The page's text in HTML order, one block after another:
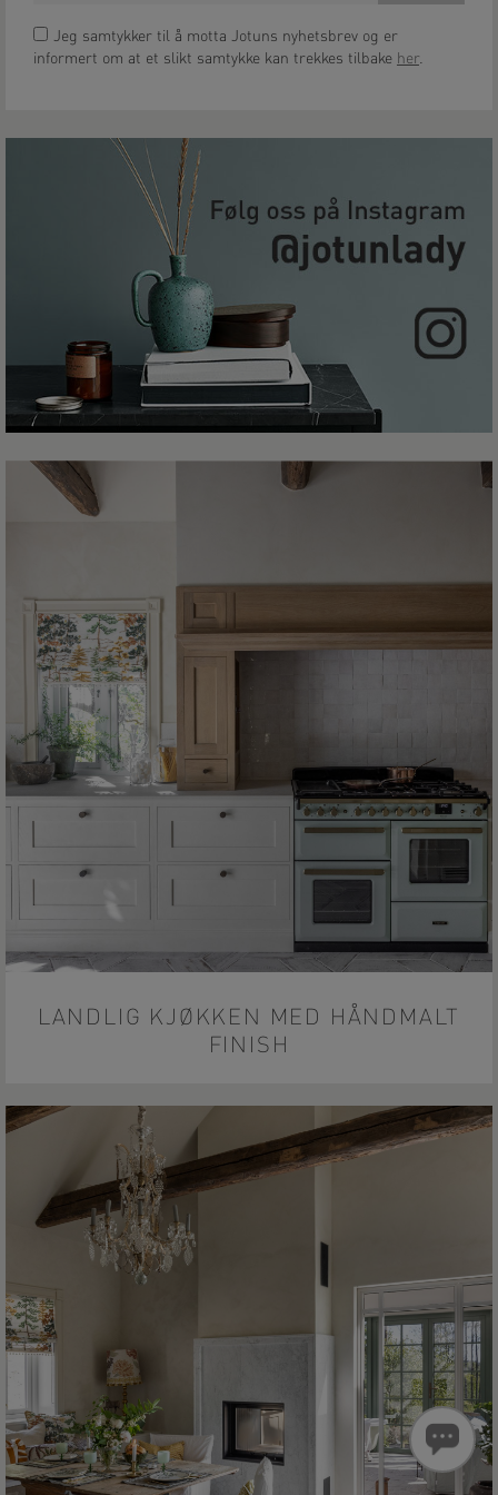
Jeg samtykker til å motta Jotuns nyhetsbrev og er
informert om at et slikt samtykke kan trekkes tilbake her
LANDLIG KJØKKEN MED HÅNDMALT
FINISH